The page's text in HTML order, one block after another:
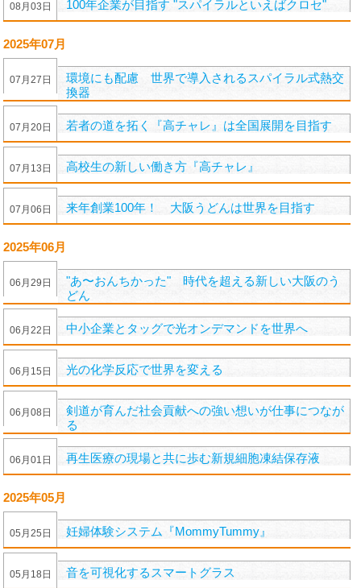
08 月 03 日 100年企業が目指す "スパイラルといえばクロセ"
2025年07月
07 月 27 日
環境にも配慮 世界で導入されるスパイラル式熱交
換器
07 月 20日 若者の道を拓く『高チャレ』は全国展開を目指す
07 月 13 日 高校生の新しい働き方『高チャレ』
07 月 06 日 来年創業100年！ 大阪うどんは世界を目指す
2025年06月
06 月 29 日
"あ〜おんちかった" 時代を超える新しい大阪のう
どん
06 月 22 日 中小企業とタッグで光オンデマンドを世界へ
06 月 15 日 光の化学反応で世界を変える
06 月 08 日
剣道が育んだ社会貢献への強い想いが仕事につなが
る
06 月 01 日 再生医療の現場と共に歩む新規細胞凍結保存液
2025年05月
05 月 25 日 妊婦体験システム『MommyTummy』
05 月 18 日 音を可視化するスマートグラス